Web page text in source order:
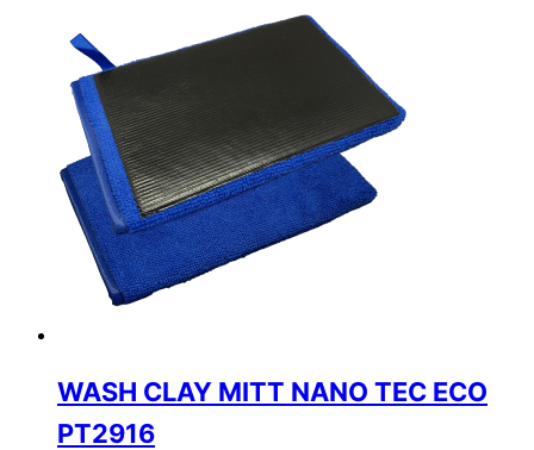
WASH CLAY MITT NANO TEC ECO
PT2916